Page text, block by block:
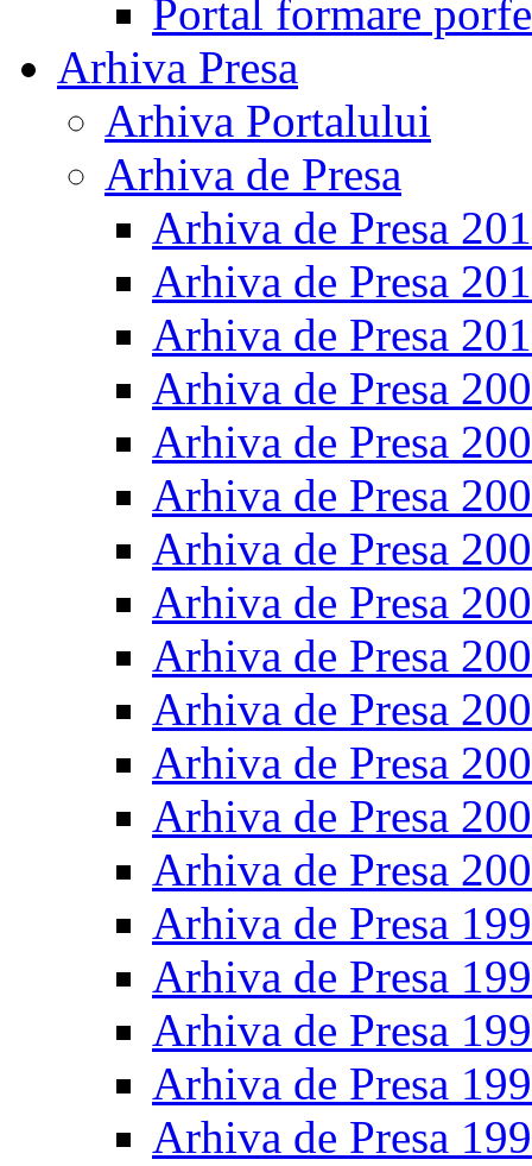
Portal formare
Arhiva Presa
Arhiva Portalului
Arhiva de Presa
Arhiva de Presa
Arhiva de Presa
Arhiva de Presa
Arhiva de Presa
Arhiva de Presa
Arhiva de Presa
Arhiva de Presa
Arhiva de Presa
Arhiva de Presa
Arhiva de Presa
Arhiva de Presa
Arhiva de Presa
Arhiva de Presa
Arhiva de Presa
Arhiva de Presa
Arhiva de Presa
Arhiva de Presa
Arhiva de Presa